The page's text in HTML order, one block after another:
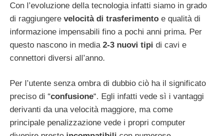
Con l’evoluzione della tecnologia infatti siamo in grado
di raggiungere velocità di trasferimento e qualità di
informazione impensabili fino a pochi anni prima. Per
questo nascono in media 2-3 nuovi tipi di cavi e
connettori diversi all’anno.
Per l’utente senza ombra di dubbio ciò ha il significato
preciso di “confusione“. Egli infatti vede sì i vantaggi
derivanti da una velocità maggiore, ma come
principale penalizzazione vede i propri computer